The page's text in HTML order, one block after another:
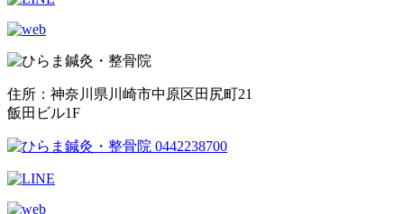
住所：神奈川県川崎市中原区田尻町21
飯田ビル1F